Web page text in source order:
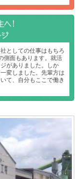
としての仕事はもちろ
側面もあります。就活
がありました。しか
変しました。先輩方は
て、自分もここで働き